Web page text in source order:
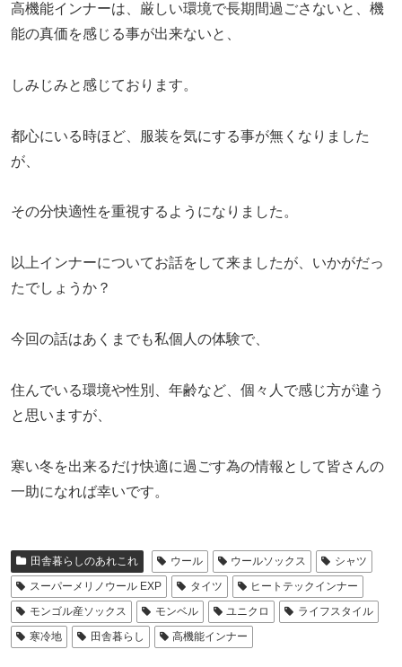
高機能インナーは、厳しい環境で長期間過ごさないと、機
能の真価を感じる事が出来ないと、
しみじみと感じております。
都心にいる時ほど、服装を気にする事が無くなりました
が、
その分快適性を重視するようになりました。
以上インナーについてお話をして来ましたが、いかがだっ
たでしょうか？
今回の話はあくまでも私個人の体験で、
住んでいる環境や性別、年齢など、個々人で感じ方が違う
と思いますが、
寒い冬を出来るだけ快適に過ごす為の情報として皆さんの
一助になれば幸いです。
田舎暮らしのあれこれ ウール ウールソックス
シャツ
スーパーメリノウール EXP
タイツ
ヒートテックインナー
モンゴル産ソックス
モンベル ユニクロ
ライフスタイル
寒冷地
田舎暮らし 高機能インナー